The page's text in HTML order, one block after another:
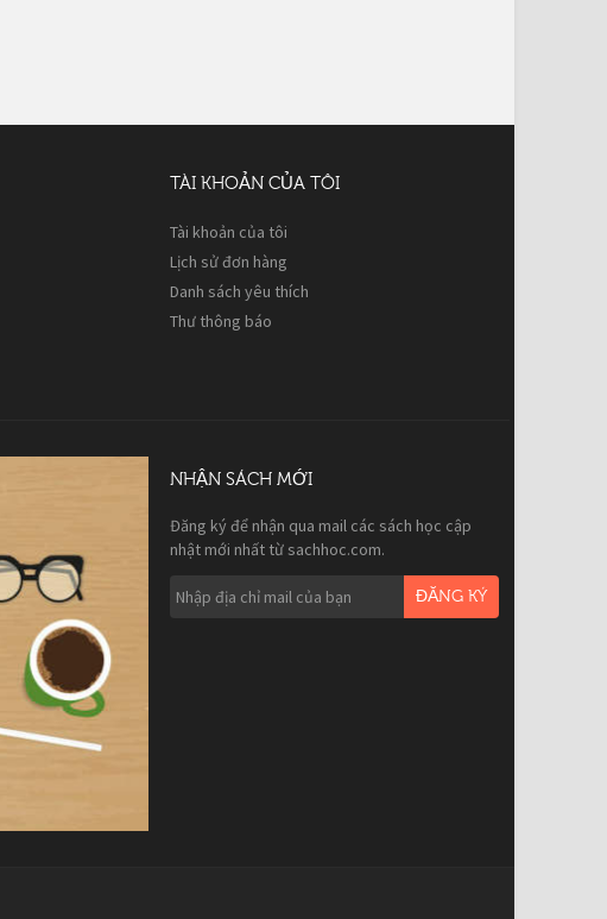
TÀI KHOẢN CỦA TÔI
Tài khoản của tôi
Lịch sử đơn hàng
Danh sách yêu thích
Thư thông báo
NHẬN SÁCH MỚI
Đăng ký để nhận qua mail các sách học cập
nhật mới nhất từ sachhoc.com.
ĐĂNG KÝ